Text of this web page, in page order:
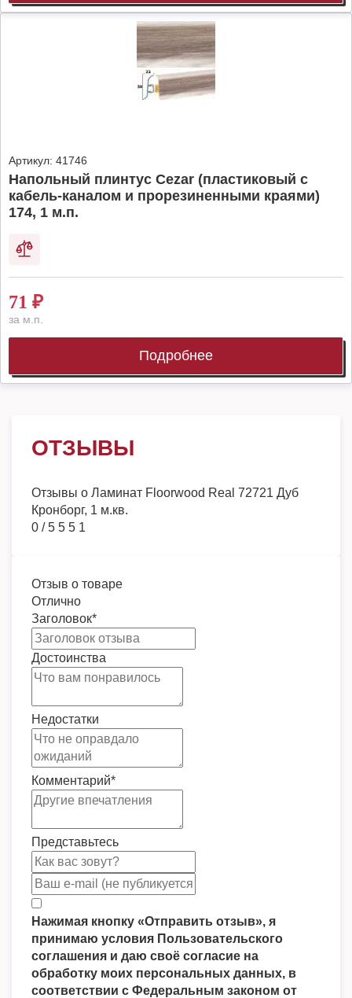
Артикул: 41746
Напольный плинтус Cezar (пластиковый с
кабель-каналом и прорезиненными краями)
174, 1 м.п.
71 ₽
за м.п.
Подробнее
ОТЗЫВЫ
Отзывы о Ламинат Floorwood Real 72721 Дуб
Кронборг, 1 м.кв.
0 /5 5 5 1
Отзыв о товаре
Отлично
Заголовок*
Достоинства
Недостатки
Комментарий*
Представьтесь
Нажимая кнопку «Отправить отзыв», я
принимаю условия Пользовательского
соглашения и даю своё согласие на
обработку моих персональных данных, в
соответствии с Федеральным законом от